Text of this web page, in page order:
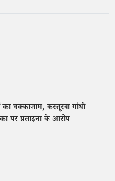
का चक्काजाम, कस्तूरबा गांधी
पर प्रताड़ना के आरोप